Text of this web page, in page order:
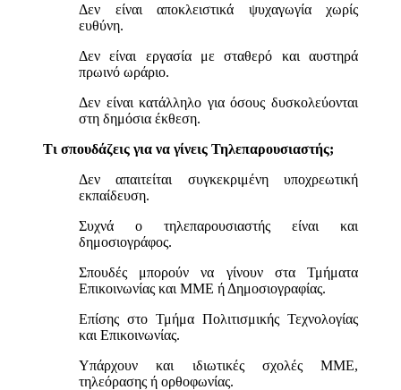
Δεν είναι αποκλειστικά ψυχαγωγία χωρίς
ευθύνη.
Δεν είναι εργασία με σταθερό και αυστηρά
πρωινό ωράριο.
Δεν είναι κατάλληλο για όσους δυσκολεύονται
στη δημόσια έκθεση.
Τι σπουδάζεις για να γίνεις Τηλεπαρουσιαστής;
Δεν απαιτείται συγκεκριμένη υποχρεωτική
εκπαίδευση.
Συχνά ο τηλεπαρουσιαστής είναι και
δημοσιογράφος.
Σπουδές μπορούν να γίνουν στα Τμήματα
Επικοινωνίας και ΜΜΕ ή Δημοσιογραφίας.
Επίσης στο Τμήμα Πολιτισμικής Τεχνολογίας
και Επικοινωνίας.
Υπάρχουν και ιδιωτικές σχολές ΜΜΕ,
τηλεόρασης ή ορθοφωνίας.